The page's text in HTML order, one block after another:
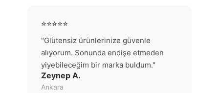
⭐⭐⭐⭐⭐
"Glütensiz ürünlerinize güvenle
alıyorum. Sonunda endişe etmeden
yiyebileceğim bir marka buldum."
Zeynep A.
Ankara